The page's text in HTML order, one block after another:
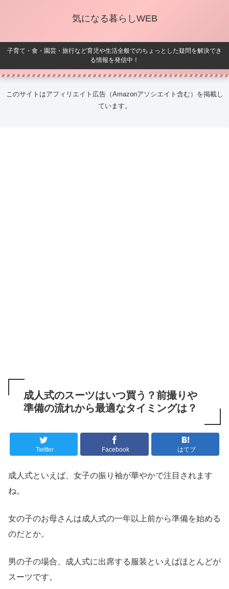
気になる暮らしWEB
子育て・食・園芸・旅行など育児や生活全般でのちょっとした疑問を解決でき
る情報を発信中！
このサイトはアフィリエイト広告（Amazonアソシエイト含む）を掲載し
ています。
成人式のスーツはいつ買う？前撮りや
準備の流れから最適なタイミングは？
Twitter Facebook はてブ
成人式といえば、女子の振り袖が華やかで注目されます
ね。
女の子のお母さんは成人式の一年以上前から準備を始める
のだとか。
男の子の場合、成人式に出席する服装といえばほとんどが
スーツです。